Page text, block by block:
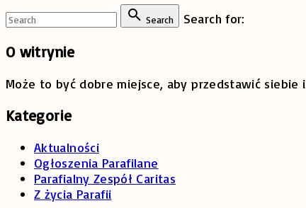
Search Search for:
O witrynie
Może to być dobre miejsce, aby przedstawić
Kategorie
Aktualności
Ogłoszenia Parafilane
Parafialny Zespół Caritas
Z życia Parafii